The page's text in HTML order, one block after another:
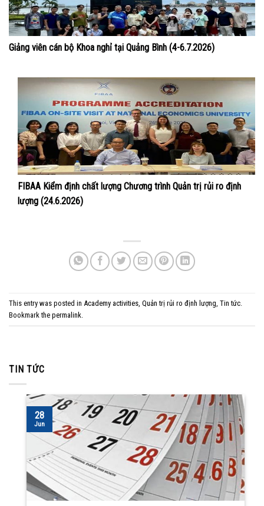
Giảng viên cán bộ Khoa nghỉ tại Quảng Bình (4-6.7.2026)
FIBAA Kiểm định chất lượng Chương trình Quản trị rủi ro định
lượng (24.6.2026)
This entry was posted in Academy activities Quản trị rủi ro định lượng Tin tức
Bookmark the permalink
TIN TỨC
28
Jun